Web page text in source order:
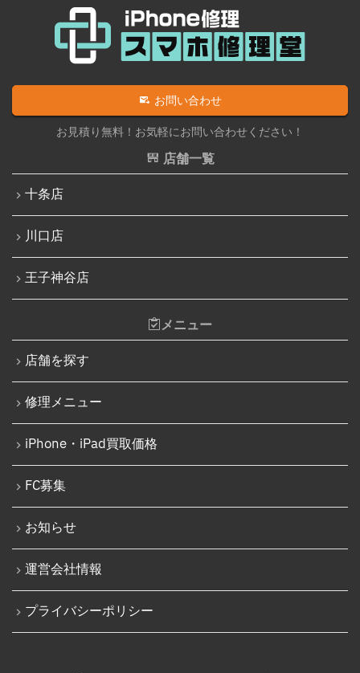
iPad液晶パネル交換修理（画面表示不良）
iPad水没洗浄作業
iPadその他部品修理
Nintendo Switch修理実績
Nintendo Switchその他部品修理
Nintendo Switchバッテリー交換
Nintendo Siwtch充電コネクタ修理
Nintendo Switchタッチパネル修理交換
Nintendo Switchゲームカードスロット修理
Nintendo Switch SDカードスロット修理
Nintendo Switch基板破損修理（軽度）
Nintendo Switch基板破損修理（重度）
iPod修理実績
iPodバッテリー交換
パソコン修理実績
パソコン液晶パネル交換修理
パソコンバッテリー交換
パソコンその他部品修理
iPhone 12 mini
iPhone 12 Pro Max
iPhone 13 Pro
iPhone 13 Pro Max
iPhone SE（第3世代）
iPhone 14
iPhone 14 Pro
iPhone 14 Pro Max
iPhone 15
iPhone 15 Pro
iPhone 16
iPhone 16 Plus
iPhone 16 Pro
iPhone 16 Pro Max
iPhone 17
お問い合わせ
お見積り無料！お気軽にお問い合わせください！
店舗一覧
十条店
川口店
王子神谷店
メニュー
店舗を探す
修理メニュー
iPhone・iPad買取価格
FC募集
お知らせ
運営会社情報
プライバシーポリシー